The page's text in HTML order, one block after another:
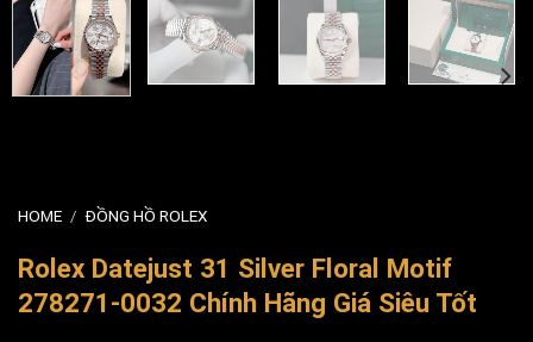
HOME / ĐỒNG HỒ ROLEX
Rolex Datejust 31 Silver Floral Motif
278271-0032 Chính Hãng Giá Siêu Tốt